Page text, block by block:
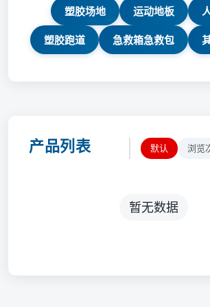
塑胶场地 运动地板
塑胶跑道 急救箱急救包
产品列表 默认 浏览
暂无数据